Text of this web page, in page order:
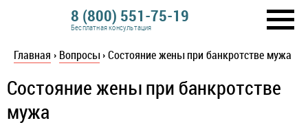
8 (800) 551-75-19
Бесплатная консультация
Главная › Вопросы ›Состояние жены при банкротстве мужа
Состояние жены при банкротстве
мужа